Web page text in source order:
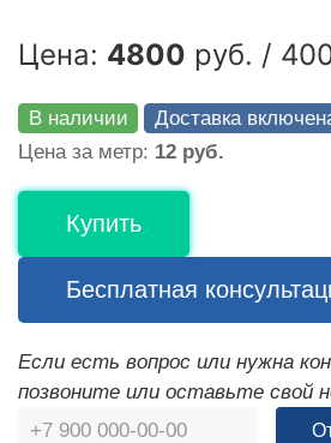
Цена: 4800 руб. /
В наличии
Доставка
Цена за метр: 12 руб.
Купить
Бесплатная
Если есть вопрос или нужна
позвоните или оставьте свой